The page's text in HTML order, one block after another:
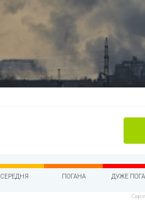
СЕРЕДНЯ ПОГАНА ДУЖЕ